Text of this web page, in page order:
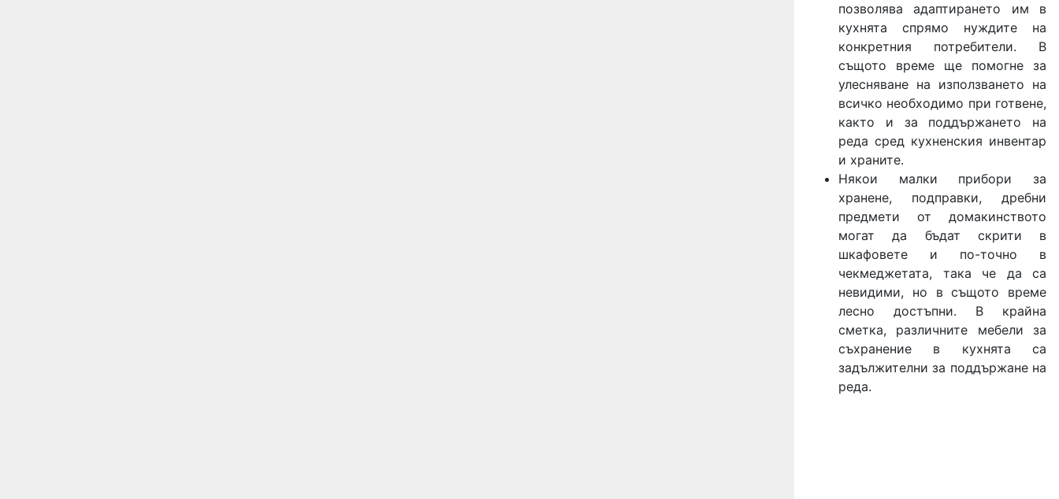
позволява адаптирането им в
кухнята спрямо нуждите на
конкретния потребители. В
същото време ще помогне за
улесняване на използването на
всичко необходимо при готвене,
както и за поддържането на
реда сред кухненския инвентар
и храните.
Някои малки прибори за
хранене, подправки, дребни
предмети от домакинството
могат да бъдат скрити в
шкафовете и по-точно в
чекмеджетата, така че да са
невидими, но в същото време
лесно достъпни. В крайна
сметка, различните мебели за
съхранение в кухнята са
задължителни за поддържане на
реда.